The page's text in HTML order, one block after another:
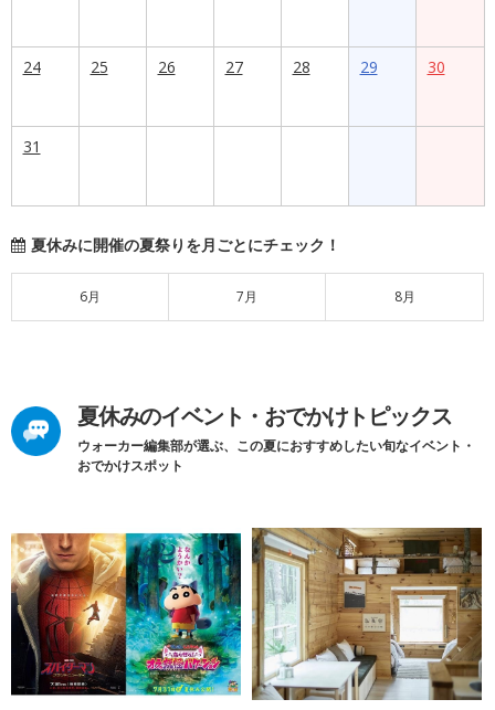
24 25 26 27 28 29 30
31
夏休みに開催の夏祭りを月ごとにチェック！
6月 7月 8月
夏休みのイベント・おでかけトピックス
ウォーカー編集部が選ぶ、この夏におすすめしたい旬なイベント・
おでかけスポット